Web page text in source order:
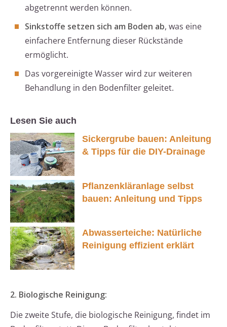
abgetrennt werden können.
Sinkstoffe setzen sich am Boden ab, was eine
einfachere Entfernung dieser Rückstände
ermöglicht.
Das vorgereinigte Wasser wird zur weiteren
Behandlung in den Bodenfilter geleitet.
Lesen Sie auch
Sickergrube bauen: Anleitung
& Tipps für die DIY-Drainage
Pflanzenkläranlage selbst
bauen: Anleitung und Tipps
Abwasserteiche: Natürliche
Reinigung effizient erklärt
2. Biologische Reinigung:
Die zweite Stufe, die biologische Reinigung, findet im